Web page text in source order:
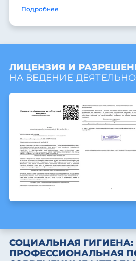
Подробнее
ЛИЦЕНЗИЯ И
НА ВЕДЕНИЕ
СОЦИАЛЬНАЯ ГИГИЕНА:
ПРОФЕССИОНАЛЬНАЯ